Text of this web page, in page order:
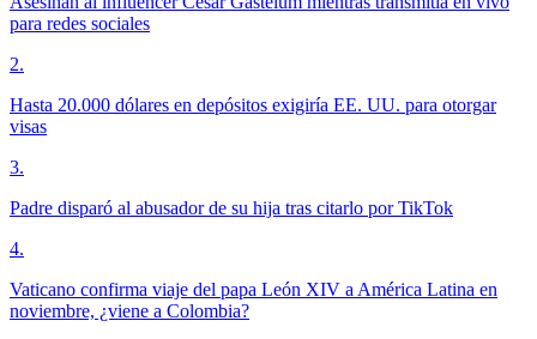
para redes sociales
2.
Hasta 20.000 dólares en depósitos exigiría EE. UU. para otorgar
visas
3.
Padre disparó al abusador de su hija tras citarlo por TikTok
4.
Vaticano confirma viaje del papa León XIV a América Latina en
noviembre, ¿viene a Colombia?